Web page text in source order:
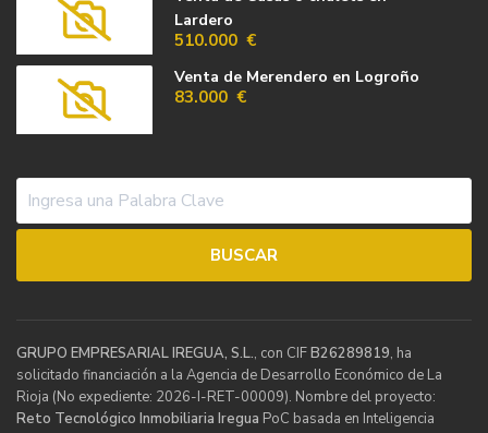
Lardero
510.000 €
Venta de Merendero en Logroño
83.000 €
GRUPO EMPRESARIAL IREGUA, S.L., con CIFB26289819, ha
solicitado financiación a la Agencia de Desarrollo Económico de La
Rioja (No expediente: 2026-I-RET-00009). Nombre del proyecto:
Reto Tecnológico Inmobiliaria Iregua PoC basada en Inteligencia